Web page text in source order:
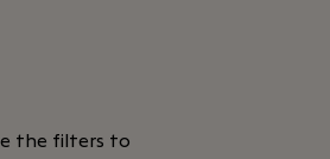
the filters to